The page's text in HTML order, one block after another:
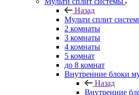
Назад
Мульти сплит
2 комнаты
3 комнаты
4 комнаты
5 комнат
до 8 комнат
Внутренние блоки
Назад
Внутренние